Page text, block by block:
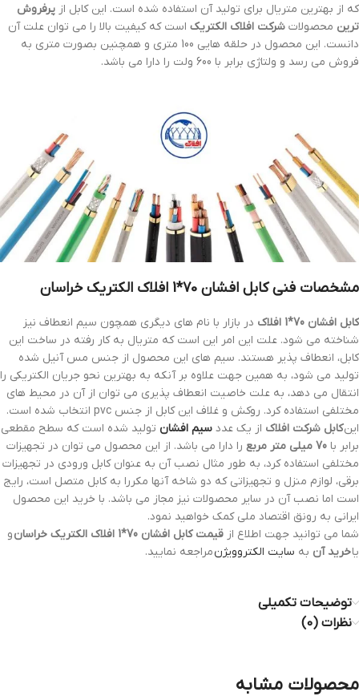
که از بهترین متریال برای تولید آن استفاده شده است. این کابل از پرفروش
ترین محصولات شرکت افلاک الکتریک است که کیفیت بالا را می توان علت آن
دانست. این محصول در حلقه هایی 100 متری و همچنین بصورت متری به
فروش می رسد و ولتاژی برابر با 600 ولت را دارا می باشد.
مشخصات فنیکابل افشان 70*1 افلاک الکتریک خراسان
کابل افشان 70*1 افلاک
در بازار با نام های دیگری همچون سیم انعطاف نیز
شناخته می شود. علت این امر این است که متریال به کار رفته در ساخت این
کابل، انعطاف پذیر هستند. سیم های این محصول از جنس مس آنیل شده
تولید می شود، به همین جهت علاوه بر آنکه به بهترین نحو جریان الکتریکی را
انتقال می دهد، به علت خاصیت انعطاف پذیری می توان از آن در محیط های
مختلفی استفاده کرد. روکش و غلاف این کابل از جنس pvc انتخاب شده است.
اینکابل شرکت افلاک از یک عدد سیم افشان تولید شده است که سطح مقطعی
برابر با 70 میلی متر مربع
را دارا می باشد. از این محصول می توان در تجهیزات
مختلفی استفاده کرد، به طور مثال نصب آن به عنوان کابل ورودی در تجهیزات
برقی، لوازم منزل و تجهیزاتی که دو شاخه آنها مکررا به کابل متصل است، رایج
است اما نصب آن در سایر محصولات نیز مجاز می باشد. با خرید این محصول
ایرانی به رونق اقتصاد ملی کمک خواهید نمود.
شما می توانید جهت اطلاع از قیمت کابل افشان 70*1 افلاک الکتریک خراسان
و
یاخرید آن به سایت الکتروویژنمراجعه نمایید.
توضیحات تکمیلی
نظرات (0)
محصولات مشابه